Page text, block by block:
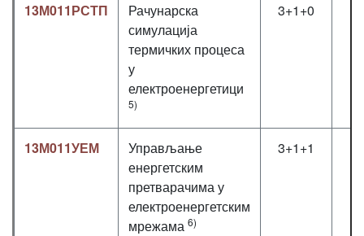
13М011РСТП
Рачунарска
симулација
термичких процеса
у
електроенергетици
5)
3+1+0
13М011УЕМ
Управљање
енергетским
претварачима у
електроенергетским
мрежама 6)
3+1+1